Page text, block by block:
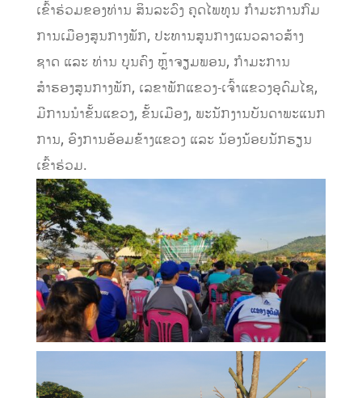
ເຂົ້າຮ່ວມຂອງທ່ານ ສິນລະວົງ ຄຸດໄພທູນ ກຳມະການກົມ
ການເມືອງສູນກາງພັກ, ປະທານສູນກາງແນວລາວສ້າງ
ຊາດ ແລະ ທ່ານ ບຸນຄົງ ຫຼ້າຈຽມພອນ, ກຳມະການ
ສຳຮອງສູນກາງພັກ, ເລຂາພັກແຂວງ-ເຈົ້າແຂວງອຸດົມໄຊ,
ມີການນໍາຂັ້ນແຂວງ, ຂັ້ນເມືອງ, ພະນັກງານບັນດາພະແນກ
ການ, ອົງການອ້ອມຂ້າງແຂວງ ແລະ ນ້ອງນ້ອຍນັກຮຽນ
ເຂົ້າຮ່ວມ.